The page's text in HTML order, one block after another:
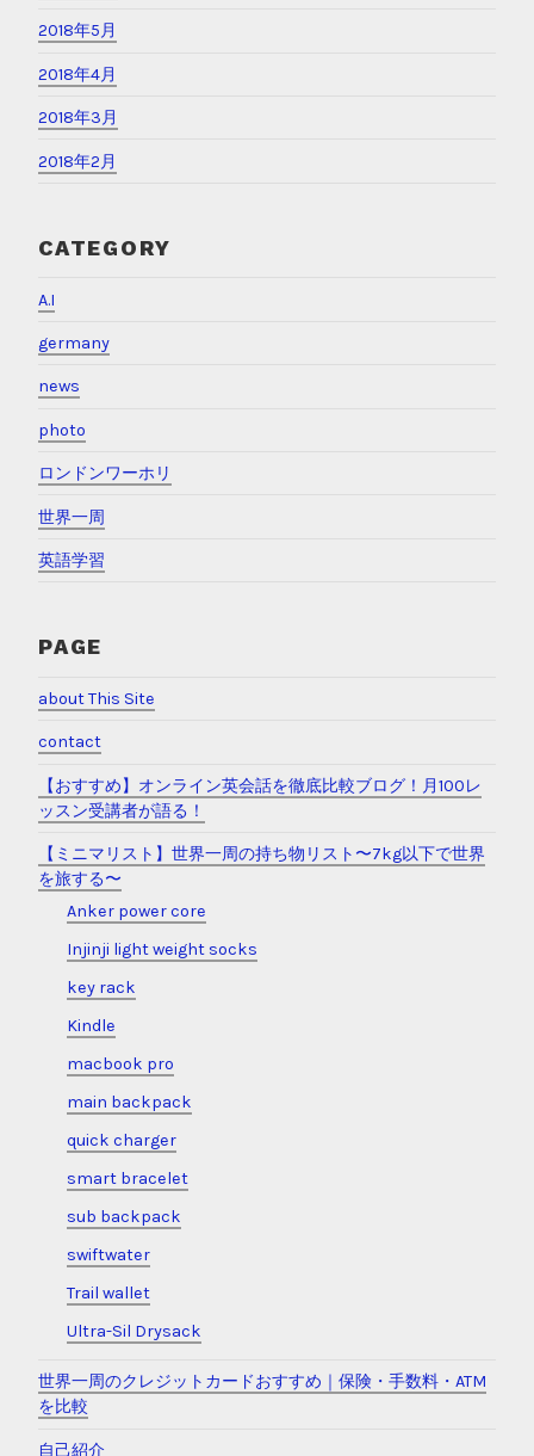
2018年5月
2018年4月
2018年3月
2018年2月
CATEGORY
A.I
germany
news
photo
ロンドンワーホリ
世界一周
英語学習
PAGE
about This Site
contact
【おすすめ】オンライン英会話を徹底比較ブログ！月100レ
ッスン受講者が語る！
【ミニマリスト】世界一周の持ち物リスト〜7kg以下で世界
を旅する〜
Anker power core
Injinji light weight socks
key rack
Kindle
macbook pro
main backpack
quick charger
smart bracelet
sub backpack
swiftwater
Trail wallet
Ultra-Sil Drysack
世界一周のクレジットカードおすすめ｜保険・手数料・ATM
を比較
自己紹介